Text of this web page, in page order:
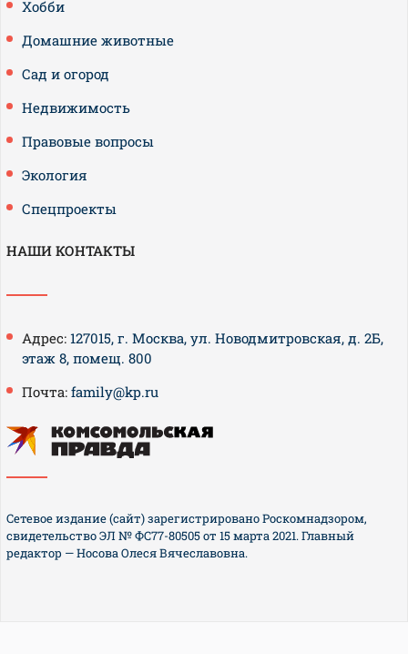
Хобби
Домашние животные
Сад и огород
Недвижимость
Правовые вопросы
Экология
Спецпроекты
НАШИ КОНТАКТЫ
Адрес: 127015, г. Москва, ул. Новодмитровская, д. 2Б,
этаж 8, помещ. 800
Почта: family@kp.ru
Сетевое издание (сайт) зарегистрировано Роскомнадзором,
свидетельство ЭЛ № ФС77-80505 от 15 марта 2021. Главный
редактор — Носова Олеся Вячеславовна.